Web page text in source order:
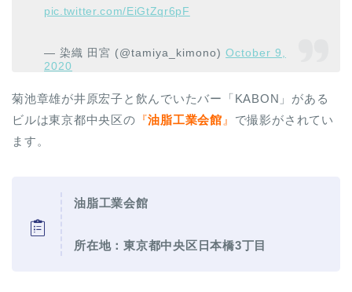
pic.twitter.com/EiGtZqr6pF
— 染織 田宮 (@tamiya_kimono)October 9,
2020
菊池章雄が井原宏子と飲んでいたバー「KABON」がある
ビルは東京都中央区の 『油脂工業会館 』 で撮影がされてい
ます。
油脂工業会館
所在地：東京都中央区日本橋3丁目